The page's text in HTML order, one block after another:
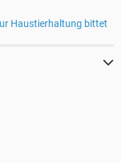
Haustierhaltung bittet